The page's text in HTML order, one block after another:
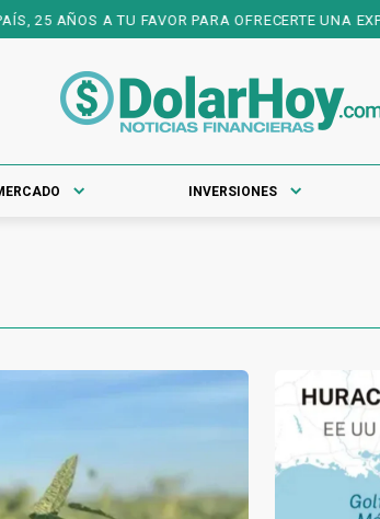
A TU FAVOR PARA OFRECERTE UNA
INVERSIONES